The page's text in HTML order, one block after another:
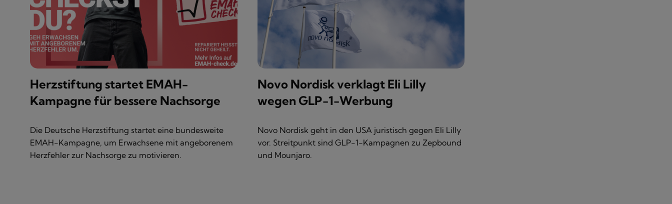
Herzstiftung startet EMAH-
Kampagne für bessere Nachsorge
Die Deutsche Herzstiftung startet eine bundesweite
EMAH-Kampagne, um Erwachsene mit angeborenem
Herzfehler zur Nachsorge zu motivieren.
Novo Nordisk verklagt Eli Lilly
wegen GLP-1-Werbung
Novo Nordisk geht in den USA juristisch gegen Eli Lilly
vor. Streitpunkt sind GLP-1-Kampagnen zu Zepbound
und Mounjaro.